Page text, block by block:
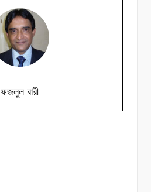
ফজলুল বারী